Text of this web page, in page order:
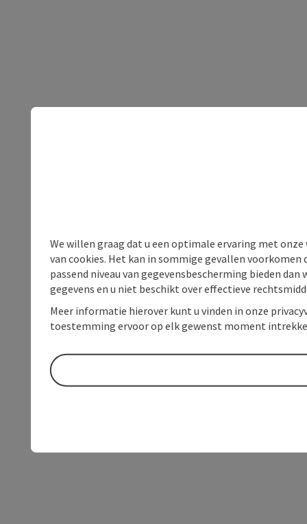
We willen graag dat u een optimale ervaring met
van cookies. Het kan in sommige gevallen voorkomen
passend niveau van gegevensbescherming bieden
gegevens en u niet beschikt over effectieve
Meer informatie hierover kunt u vinden in onze
toestemming ervoor op elk gewenst moment